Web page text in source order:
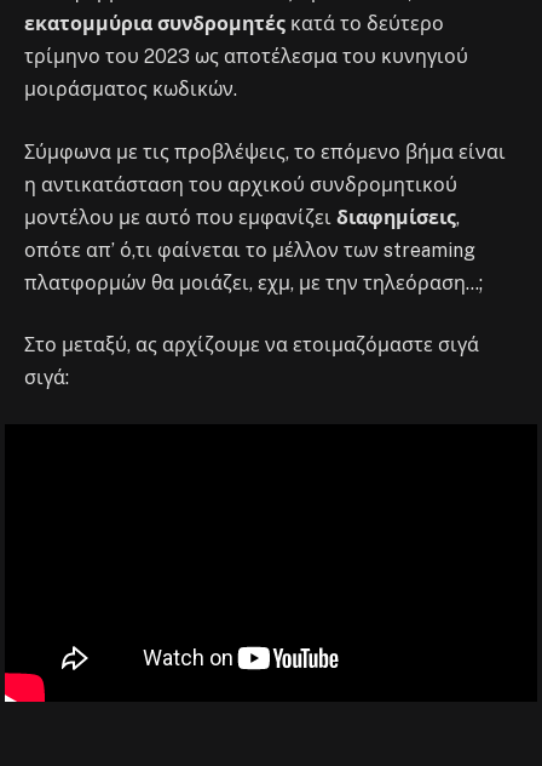
εκατομμύρια συνδρομητές κατά το δεύτερο
τρίμηνο του 2023 ως αποτέλεσμα του κυνηγιού
μοιράσματος κωδικών.
Σύμφωνα με τις προβλέψεις, το επόμενο βήμα είναι
η αντικατάσταση του αρχικού συνδρομητικού
μοντέλου με αυτό που εμφανίζει διαφημίσεις,
οπότε απ’ ό,τι φαίνεται το μέλλον των streaming
πλατφορμών θα μοιάζει, εχμ, με την τηλεόραση…;
Στο μεταξύ, ας αρχίζουμε να ετοιμαζόμαστε σιγά
σιγά: